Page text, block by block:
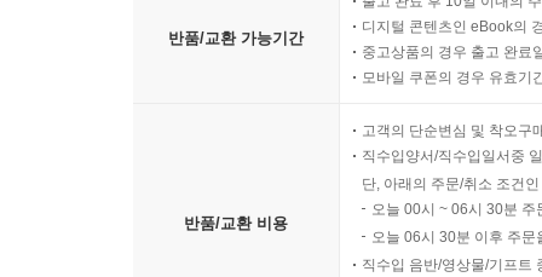
반품/교환 가능기간
디지털 콘텐츠인 eBook의
중고상품의 경우 출고 완료
모바일 쿠폰의 경우 유효기
반품/교환 비용
고객의 단순변심 및 착오구
직수입양서/직수입일서중
단, 아래의 주문/취소 조건
오늘 00시 ~ 06시 30분
오늘 06시 30분 이후 주
직수입 음반/영상물/기프트